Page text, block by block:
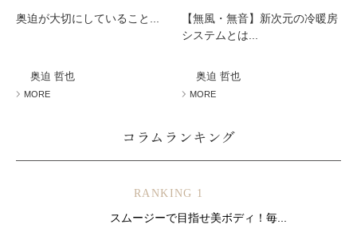
肌改善のプロと
は？ ニキビ 日焼け 首
のしわ 敏感肌 た
るみ シミ
コラム
奥迫が大切にしていること...
奥迫 哲也
MORE
【無風・無音】新次元の冷暖房
システムとは...
奥迫 哲也
MORE
コラムランキング
RANKING 1
スムージーで目指せ美ボディ！毎...